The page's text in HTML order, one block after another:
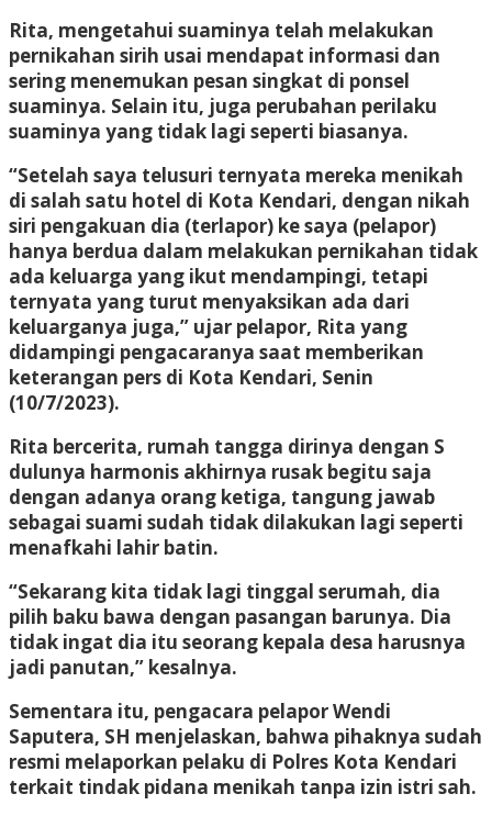
Rita, mengetahui suaminya telah melakukan
pernikahan sirih usai mendapat informasi dan
sering menemukan pesan singkat di ponsel
suaminya. Selain itu, juga perubahan perilaku
suaminya yang tidak lagi seperti biasanya.
“Setelah saya telusuri ternyata mereka menikah
di salah satu hotel di Kota Kendari, dengan nikah
siri pengakuan dia (terlapor) ke saya (pelapor)
hanya berdua dalam melakukan pernikahan tidak
ada keluarga yang ikut mendampingi, tetapi
ternyata yang turut menyaksikan ada dari
keluarganya juga,” ujar pelapor, Rita yang
didampingi pengacaranya saat memberikan
keterangan pers di Kota Kendari, Senin
(10/7/2023).
Rita bercerita, rumah tangga dirinya dengan S
dulunya harmonis akhirnya rusak begitu saja
dengan adanya orang ketiga, tangung jawab
sebagai suami sudah tidak dilakukan lagi seperti
menafkahi lahir batin.
“Sekarang kita tidak lagi tinggal serumah, dia
pilih baku bawa dengan pasangan barunya. Dia
tidak ingat dia itu seorang kepala desa harusnya
jadi panutan,” kesalnya.
Sementara itu, pengacara pelapor Wendi
Saputera, SH menjelaskan, bahwa pihaknya sudah
resmi melaporkan pelaku di Polres Kota Kendari
terkait tindak pidana menikah tanpa izin istri sah.